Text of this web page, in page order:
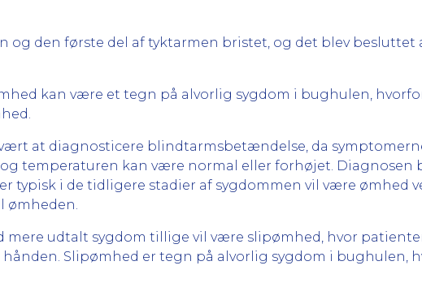
og den første del af tyktarmen bristet, og det blev besluttet
kan være et tegn på alvorlig sygdom i bughulen,
at diagnosticere blindtarmsbetændelse, da
temperaturen kan være normal eller forhøjet. Diagnosen
typisk i de tidligere stadier af sygdommen vil være ømhed
ømheden.
mere udtalt sygdom tillige vil være slipømhed, hvor
Slipømhed er tegn på alvorlig sygdom i bughulen,